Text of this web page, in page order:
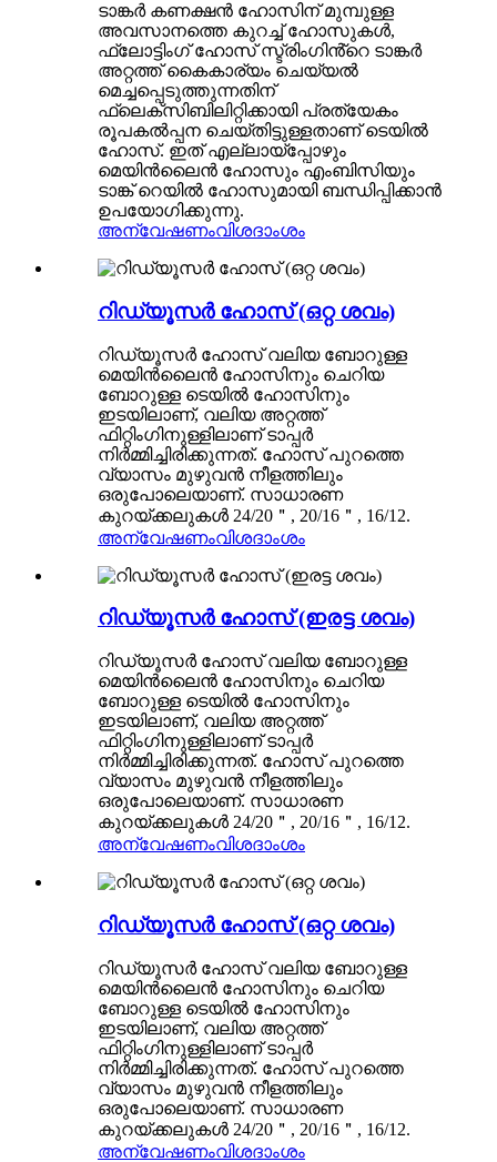
ടാങ്കർ കണക്ഷൻ ഹോസിന് മുമ്പുള്ള
അവസാനത്തെ കുറച്ച് ഹോസുകൾ,
ഫ്ലോട്ടിംഗ് ഹോസ് സ്ട്രിംഗിൻ്റെ ടാങ്കർ
അറ്റത്ത് കൈകാര്യം ചെയ്യൽ
മെച്ചപ്പെടുത്തുന്നതിന്
ഫ്ലെക്സിബിലിറ്റിക്കായി പ്രത്യേകം
രൂപകൽപ്പന ചെയ്തിട്ടുള്ളതാണ് ടെയിൽ
ഹോസ്. ഇത് എല്ലായ്പ്പോഴും
മെയിൻലൈൻ ഹോസും എംബിസിയും
ടാങ്ക് റെയിൽ ഹോസുമായി ബന്ധിപ്പിക്കാൻ
ഉപയോഗിക്കുന്നു.
അന്വേഷണംവിശദാംശം
റിഡ്യൂസർ ഹോസ് (ഒറ്റ ശവം)
റിഡ്യൂസർ ഹോസ് വലിയ ബോറുള്ള
മെയിൻലൈൻ ഹോസിനും ചെറിയ
ബോറുള്ള ടെയിൽ ഹോസിനും
ഇടയിലാണ്, വലിയ അറ്റത്ത്
ഫിറ്റിംഗിനുള്ളിലാണ് ടാപ്പർ
നിർമ്മിച്ചിരിക്കുന്നത്. ഹോസ് പുറത്തെ
വ്യാസം മുഴുവൻ നീളത്തിലും
ഒരുപോലെയാണ്. സാധാരണ
കുറയ്ക്കലുകൾ 24/20＂, 20/16＂, 16/12.
അന്വേഷണംവിശദാംശം
റിഡ്യൂസർ ഹോസ് (ഇരട്ട ശവം)
റിഡ്യൂസർ ഹോസ് വലിയ ബോറുള്ള
മെയിൻലൈൻ ഹോസിനും ചെറിയ
ബോറുള്ള ടെയിൽ ഹോസിനും
ഇടയിലാണ്, വലിയ അറ്റത്ത്
ഫിറ്റിംഗിനുള്ളിലാണ് ടാപ്പർ
നിർമ്മിച്ചിരിക്കുന്നത്. ഹോസ് പുറത്തെ
വ്യാസം മുഴുവൻ നീളത്തിലും
ഒരുപോലെയാണ്. സാധാരണ
കുറയ്ക്കലുകൾ 24/20＂, 20/16＂, 16/12.
അന്വേഷണംവിശദാംശം
റിഡ്യൂസർ ഹോസ് (ഒറ്റ ശവം)
റിഡ്യൂസർ ഹോസ് വലിയ ബോറുള്ള
മെയിൻലൈൻ ഹോസിനും ചെറിയ
ബോറുള്ള ടെയിൽ ഹോസിനും
ഇടയിലാണ്, വലിയ അറ്റത്ത്
ഫിറ്റിംഗിനുള്ളിലാണ് ടാപ്പർ
നിർമ്മിച്ചിരിക്കുന്നത്. ഹോസ് പുറത്തെ
വ്യാസം മുഴുവൻ നീളത്തിലും
ഒരുപോലെയാണ്. സാധാരണ
കുറയ്ക്കലുകൾ 24/20＂, 20/16＂, 16/12.
അന്വേഷണംവിശദാംശം